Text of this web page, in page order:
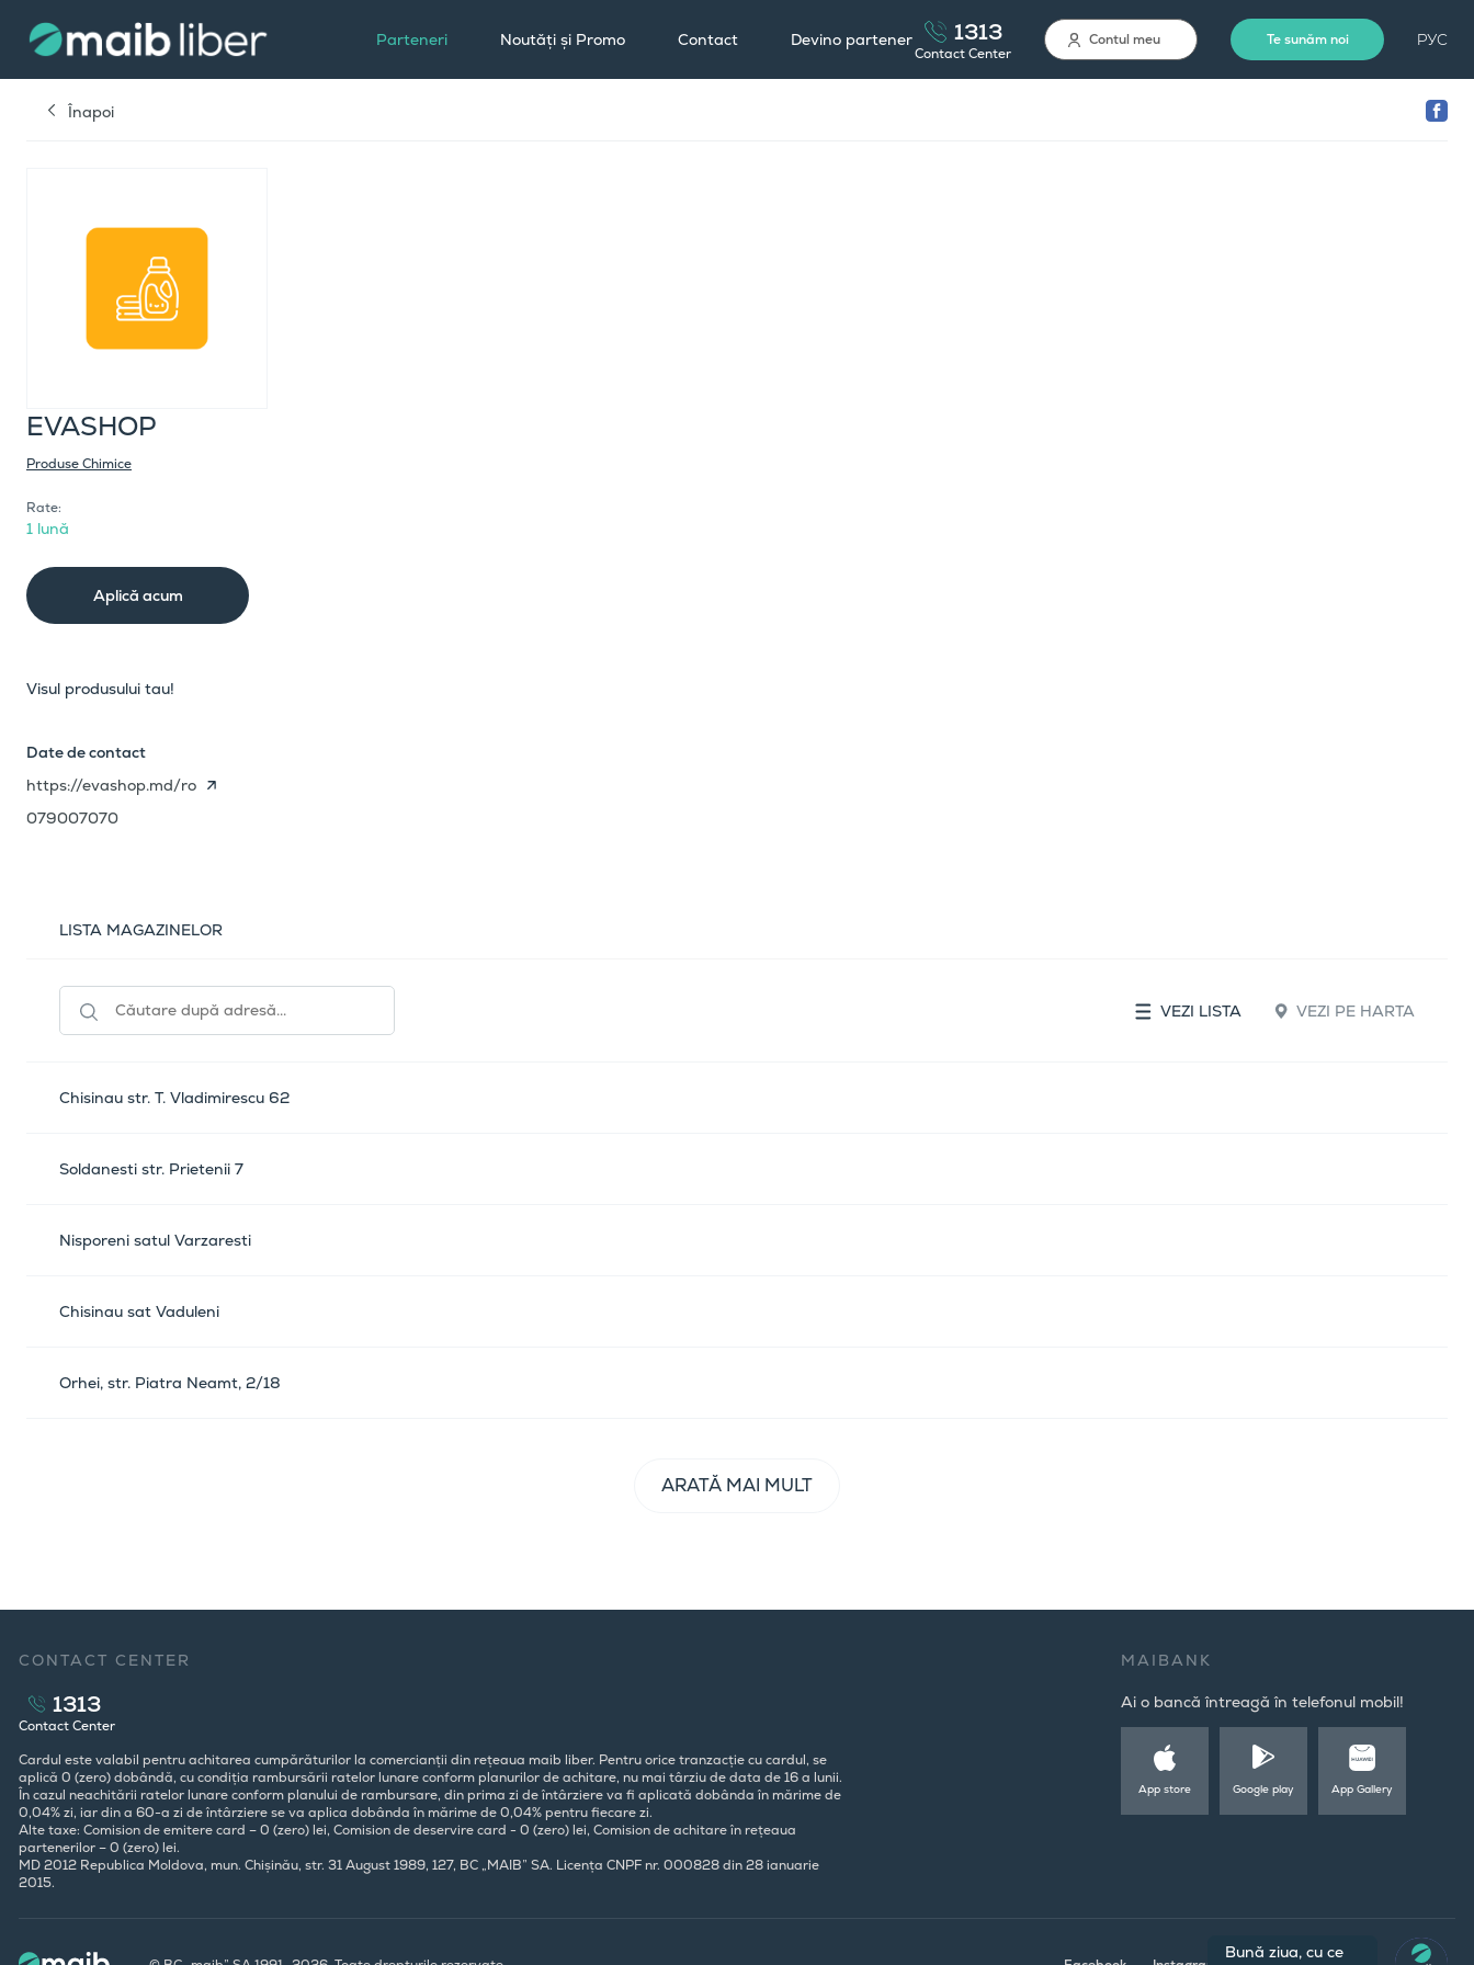
Parteneri Noutăți și Promo Contact Devino partener 1313
Contact Center
Contul meu Te sunăm noi РУС
Înapoi
EVASHOP
Produse Chimice
Rate:
1 lună
Aplică acum
Visul produsului tau!
Date de contact
https://evashop.md/ro
079007070
LISTA MAGAZINELOR
VEZI LISTA VEZI PE HARTA
Chisinau str. T. Vladimirescu 62
Soldanesti str. Prietenii 7
Nisporeni satul Varzaresti
Chisinau sat Vaduleni
Orhei, str. Piatra Neamt, 2/18
ARATĂ MAI MULT
CONTACT CENTER
1313
Contact Center
Cardul este valabil pentru achitarea cumpărăturilor la comercianții din rețeaua maib liber. Pentru orice tranzacție cu cardul, se
aplică 0 (zero) dobândă, cu condiția rambursării ratelor lunare conform planurilor de achitare, nu mai târziu de data de 16 a lunii.
În cazul neachitării ratelor lunare conform planului de rambursare, din prima zi de întârziere va fi aplicată dobânda în mărime de
0,04% zi, iar din a 60-a zi de întârziere se va aplica dobânda în mărime de 0,04% pentru fiecare zi.
Alte taxe: Comision de emitere card – 0 (zero) lei, Comision de deservire card - 0 (zero) lei, Comision de achitare în rețeaua
partenerilor – 0 (zero) lei.
MD 2012 Republica Moldova, mun. Chișinău, str. 31 August 1989, 127, BC „MAIB” SA. Licența CNPF nr. 000828 din 28 ianuarie
2015.
MAIBANK
Ai o bancă întreagă în telefonul mobil!
App store Google play App Gallery